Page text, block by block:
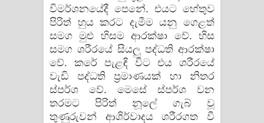
විමර්ශනයේදී පෙනේ. එයට හේතුව
පිරිත් හුය කරට දැමීම යනු ගෙළත්
සමග මුළු හිසම ආරක්ෂා වේ. හිස
සමග ශරීරයේ සියලු පද්ධති ආරක්ෂා
වේ. කරේ පැළඳි විට එය ශරීරයේ
වැඩි පද්ධති ප්‍රමාණයක් හා නිතර
ස්පර්ශ වේ. මෙසේ ස්පර්ශ වන
තරමට පිරිත් නූලේ ගැබ් වූ
තුණුරුවන් ආශිර්වාදය ශරීරගත වී